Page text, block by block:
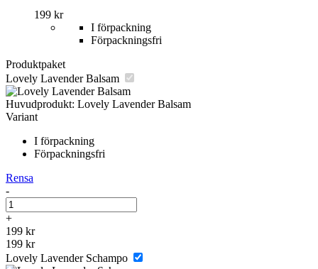
199 krDen
produkten
flera
varianter.
De
olika
väljas
på
I förpackning
Förpackningsfri
Produktpaket
Lovely Lavender Balsam
Huvudprodukt: Lovely Lavender Balsam
Variant
I förpackning
Förpackningsfri
Rensa
-
Lovely
Lavender
Balsam
mängd
+
199 kr
199 kr
Lovely Lavender Schampo